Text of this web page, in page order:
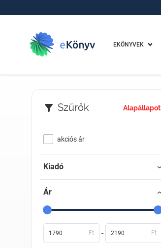
EKÖNYVEK
Szűrők Alapállapot
akciós ár
Kiadó
Ár
Ft - Ft